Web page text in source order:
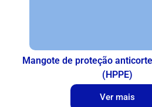
Mangote de proteção
(HPPE)
Ver mais